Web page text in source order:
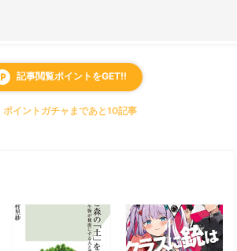
local_parking 記事閲覧ポイントをGET!!
ポイントガチャまであと10記事